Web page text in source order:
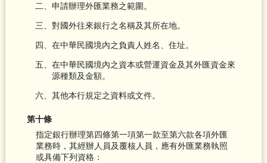
二、申請辦理外匯業務之範圍。
三、對國外往來銀行之名稱及其所在地。
四、在中華民國境內之負責人姓名、住址。
五、在中華民國境內之資本或營運資金及其外匯資金來
源種類及金額。
六、其他本行規定之資料或文件。
第十條
指定銀行辦理第四條第一項第一款至第六款各項外匯
業務時，其經辦人員及覆核人員，應有外匯業務執照
或具備下列資格：